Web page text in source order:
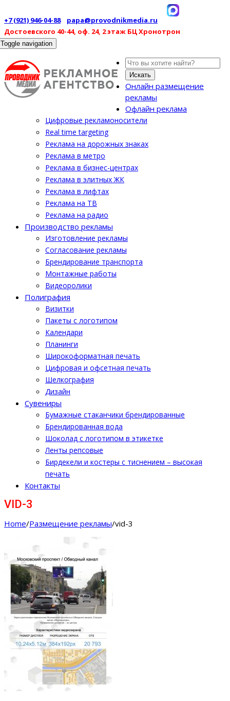
+7 (921) 946-04-88
papa@provodnikmedia.ru
Достоевского 40-44, оф. 24, 2 этаж БЦ Хронотрон
Toggle navigation
Искать
Онлайн размещение
рекламы
Офлайн реклама
Цифровые рекламоносители
Real time targeting
Реклама на дорожных знаках
Реклама в метро
Реклама в бизнес-центрах
Реклама в элитных ЖК
Реклама в лифтах
Реклама на ТВ
Реклама на радио
Производство рекламы
Изготовление рекламы
Cогласование рекламы
Брендирование транспорта
Монтажные работы
Видеоролики
Полиграфия
Визитки
Пакеты с логотипом
Календари
Планинги
Широкоформатная печать
Цифровая и офсетная печать
Шелкография
Дизайн
Cувениры
Бумажные стаканчики брендированные
Брендированная вода
Шоколад с логотипом в этикетке
Ленты репсовые
Бирдекели и костеры с тиснением – высокая
печать
Контакты
VID-3
Home/Размещение рекламы/vid-3